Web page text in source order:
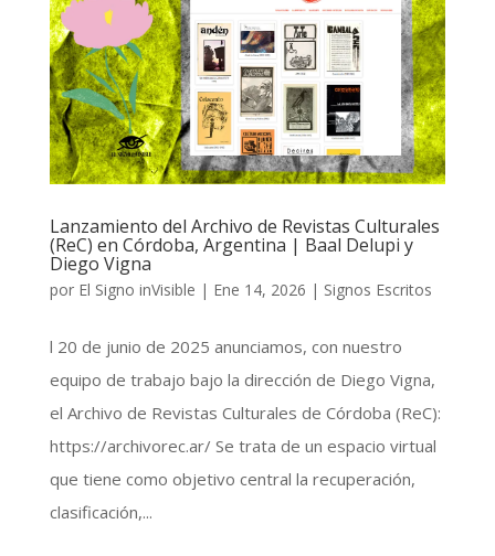
Lanzamiento del Archivo de Revistas Culturales
(ReC) en Córdoba, Argentina | Baal Delupi y
Diego Vigna
por El Signo inVisible | Ene 14, 2026 | Signos Escritos
l 20 de junio de 2025 anunciamos, con nuestro
equipo de trabajo bajo la dirección de Diego Vigna,
el Archivo de Revistas Culturales de Córdoba (ReC):
https://archivorec.ar/ Se trata de un espacio virtual
que tiene como objetivo central la recuperación,
clasificación,...